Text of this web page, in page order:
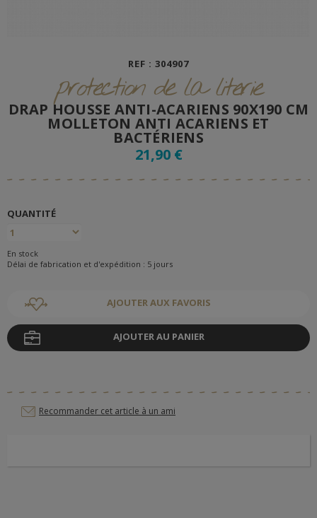
REF : 304907
protection de la literie
DRAP HOUSSE ANTI-ACARIENS 90X190 CM
MOLLETON ANTI ACARIENS ET
BACTÉRIENS
21,90 €
QUANTITÉ
En stock
Délai de fabrication et d'expédition : 5 jours
AJOUTER AUX FAVORIS
AJOUTER AU PANIER
Recommander cet article à un ami